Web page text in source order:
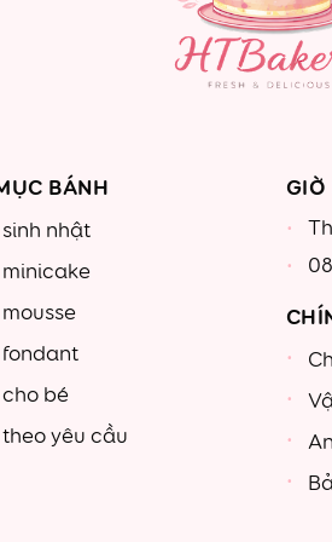
BÁNH
nhật
bé
yêu cầu
GIỜ